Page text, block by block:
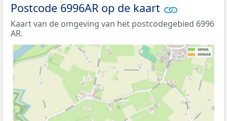
Postcode 6996AR op de kaart
Kaart van de omgeving van het postcodegebied 6996
AR.